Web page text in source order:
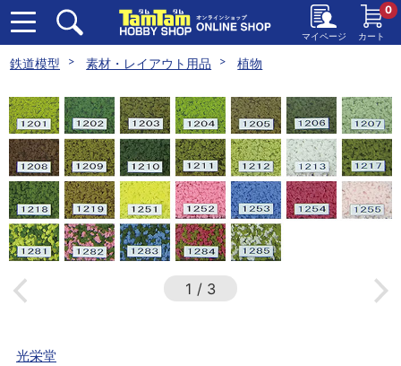
マイページ カート
0
鉄道模型 素材・レイアウト用品 植物
1 / 3
光栄堂